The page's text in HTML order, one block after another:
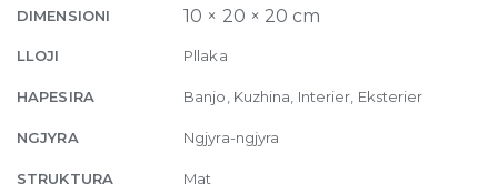
Matte
20.5
x
quantity
DIMENSIONI 10 × 20 × 20 cm
LLOJI Pllaka
HAPESIRA Banjo, Kuzhina, Interier, Eksterier
NGJYRA Ngjyra-ngjyra
STRUKTURA Mat